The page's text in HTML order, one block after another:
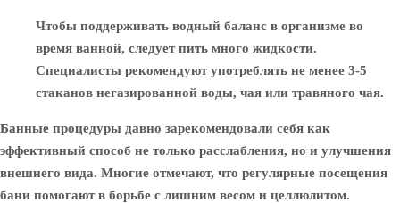
Чтобы поддерживать водный баланс в организме во
время ванной, следует пить много жидкости.
Специалисты рекомендуют употреблять не менее 3-5
стаканов негазированной воды, чая или травяного чая.
Банные процедуры давно зарекомендовали себя как
эффективный способ не только расслабления, но и улучшения
внешнего вида. Многие отмечают, что регулярные посещения
бани помогают в борьбе с лишним весом и целлюлитом.